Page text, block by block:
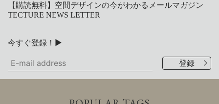
【購読無料】空間デザインの今がわかるメールマガジン
TECTURE NEWS LETTER
今すぐ登録！▶